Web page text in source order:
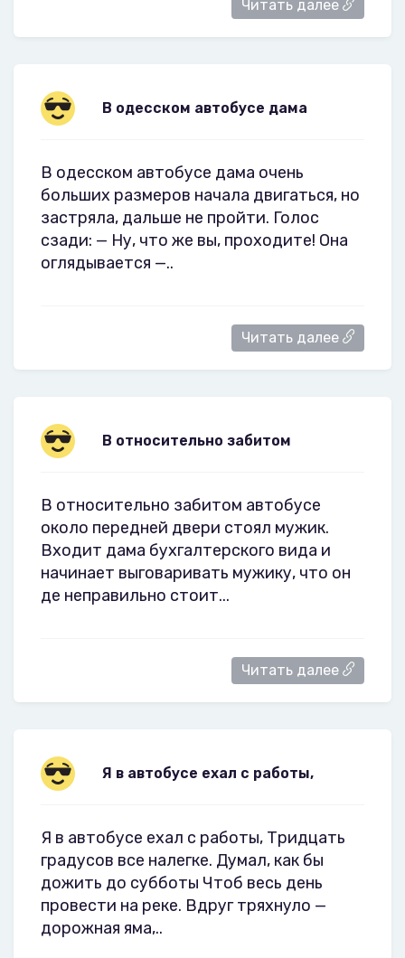
Читать далее
В одесском автобусе дама
В одесском автобусе дама очень
больших размеров начала двигаться, но
застряла, дальше не пройти. Голос
сзади: — Ну, что же вы, проходите! Она
оглядывается —..
Читать далее
В относительно забитом
В относительно забитом автобусе
около передней двери стоял мужик.
Входит дама бухгалтерского вида и
начинает выговаривать мужику, что он
де неправильно стоит...
Читать далее
Я в автобусе ехал с работы,
Я в автобусе ехал с работы, Тридцать
градусов все налегке. Думал, как бы
дожить до субботы Чтоб весь день
провести на реке. Вдруг тряхнуло —
дорожная яма,..